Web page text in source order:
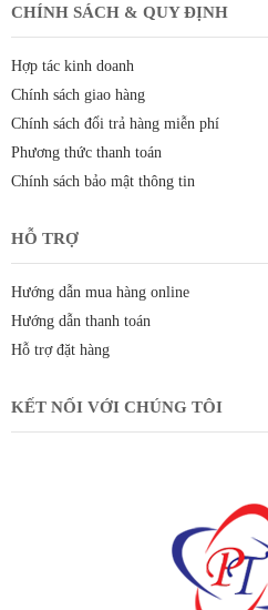
CHÍNH SÁCH & QUY ĐỊNH
Hợp tác kinh doanh
Chính sách giao hàng
Chính sách đổi trả hàng miễn phí
Phương thức thanh toán
Chính sách bảo mật thông tin
HỖ TRỢ
Hướng dẫn mua hàng online
Hướng dẫn thanh toán
Hỗ trợ đặt hàng
KẾT NỐI VỚI CHÚNG TÔI